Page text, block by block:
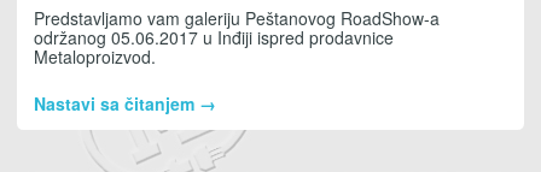
Predstavljamo vam galeriju Peštanovog RoadShow-a
održanog 05.06.2017 u Inđiji ispred prodavnice
Metaloproizvod.
Nastavi sa čitanjem →